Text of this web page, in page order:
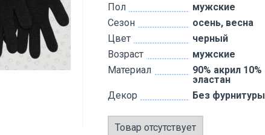
Пол
мужские
Сезон
осень, весна
Цвет
черный
Возраст
мужские
Материал
90% акрил 10%
эластан
Декор
Без фурнитуры
Товар отсутствует